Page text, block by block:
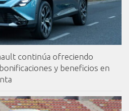
continúa ofreciendo
y beneficios en